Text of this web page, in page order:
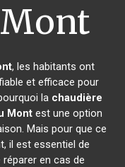
, les habitants ont
et efficace pour
la chaudière
Mont est une option
Mais pour que ce
il est essentiel de
en cas de